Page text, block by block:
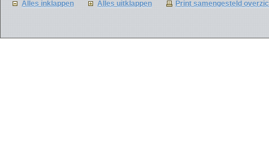
Alles inklappen Alles uitklappen Print samengesteld